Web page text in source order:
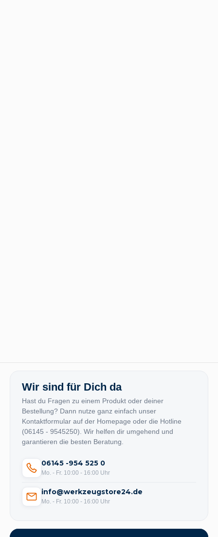
Wir sind für Dich da
Hast du Fragen zu einem Produkt oder deiner
Bestellung? Dann nutze ganz einfach unser
Kontaktformular auf der Homepage oder die Hotline
(06145 - 9545250). Wir helfen dir umgehend und
garantieren die besten Beratung.
06145 -954 525 0
Mo. - Fr. 10:00 - 16:00 Uhr
info@werkzeugstore24.de
Mo. - Fr. 10:00 - 16:00 Uhr